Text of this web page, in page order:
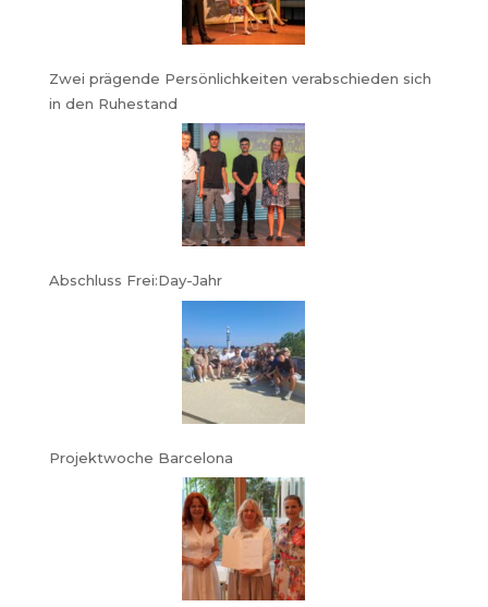
Zwei prägende Persönlichkeiten verabschieden sich
in den Ruhestand
Abschluss Frei:Day-Jahr
Projektwoche Barcelona